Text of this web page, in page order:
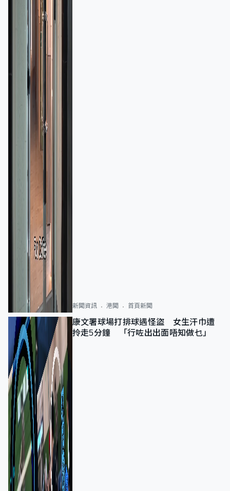
新聞資訊 港聞 首頁新聞
康文署球場打排球遇怪盜 女生汗巾遭
拎走5分鐘 「行咗出出面唔知做乜」